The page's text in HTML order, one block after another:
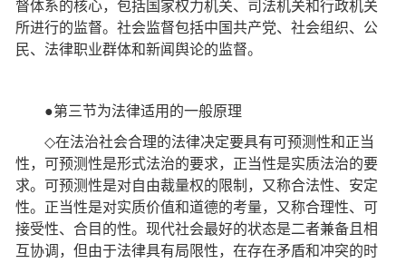
督体系的核心，包括国家权力机关、司法机关和行政机关
所进行的监督。社会监督包括中国共产党、社会组织、公
民、法律职业群体和新闻舆论的监督。
●第三节为法律适用的一般原理
◇在法治社会合理的法律决定要具有可预测性和正当
性，可预测性是形式法治的要求，正当性是实质法治的要
求。可预测性是对自由裁量权的限制，又称合法性、安定
性。正当性是对实质价值和道德的考量，又称合理性、可
接受性、合目的性。现代社会最好的状态是二者兼备且相
互协调，但由于法律具有局限性，在存在矛盾和冲突的时